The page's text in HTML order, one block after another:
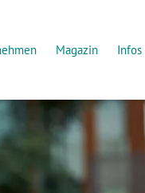
Magazin Infos